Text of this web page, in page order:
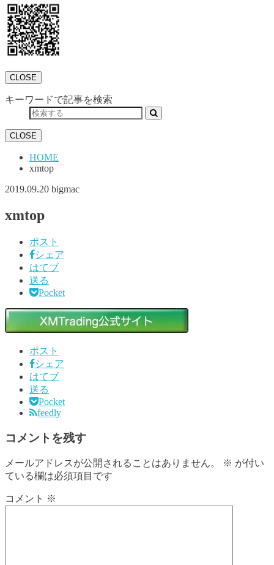
CLOSE
キーワードで記事を検索
CLOSE
HOME
xmtop
2019.09.20 bigmac
xmtop
ポスト
シェア
はてブ
送る
Pocket
ポスト
シェア
はてブ
送る
Pocket
feedly
コメントを残す
メールアドレスが公開されることはありません。 ※ が付い
ている欄は必須項目です
コメント ※